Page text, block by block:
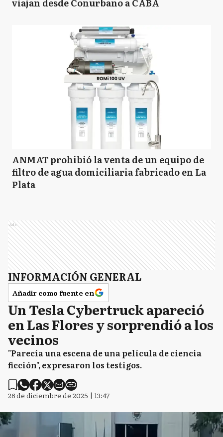
viajan desde Conurbano a CABA
ANMAT prohibió la venta de un equipo de
filtro de agua domiciliaria fabricado en La
Plata
Ads
INFORMACIÓN GENERAL
Añadir como fuente en
Un Tesla Cybertruck apareció
en Las Flores y sorprendió a los
vecinos
"Parecía una escena de una película de ciencia
ficción", expresaron los testigos.
26 de diciembre de 2025 | 13:47